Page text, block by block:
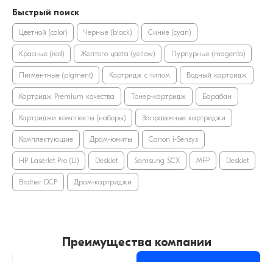
Быстрый поиск
Цветной (color) Черные (black) Синие (cyan)
Красные (red) Желтого цвета (yellow) Пурпурные (magenta)
Пигментные (pigment) Картридж с чипом Водный картридж
Картридж Premium качества Тонер-картридж Барабан
Картриджи комплекты (наборы) Заправочные картриджи
Комплектующие Драм-юниты Canon i-Sensys
HP LaserJet Pro (LJ) DeskJet Samsung SCX MFP DeskJet
Brother DCP Драм-картриджи
Преимущества компании